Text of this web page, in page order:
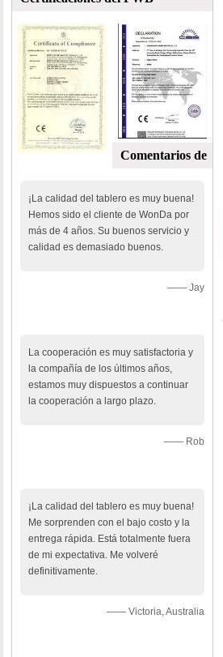
Comentarios de
¡La calidad del tablero es muy buena!
Hemos sido el cliente de WonDa por
más de 4 años. Su buenos servicio y
calidad es demasiado buenos.
—— Jay
La cooperación es muy satisfactoria y
la compañía de los últimos años,
estamos muy dispuestos a continuar
la cooperación a largo plazo.
—— Rob
¡La calidad del tablero es muy buena!
Me sorprenden con el bajo costo y la
entrega rápida. Está totalmente fuera
de mi expectativa. Me volveré
definitivamente.
—— Victoria, Australia